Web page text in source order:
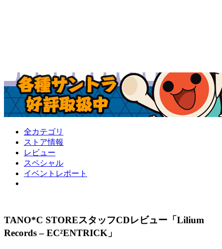
全カテゴリ
ストア情報
レビュー
スペシャル
イベントレポート
TANO*C STOREスタッフCDレビュー「Lilium
Records – EC²ENTRICK」